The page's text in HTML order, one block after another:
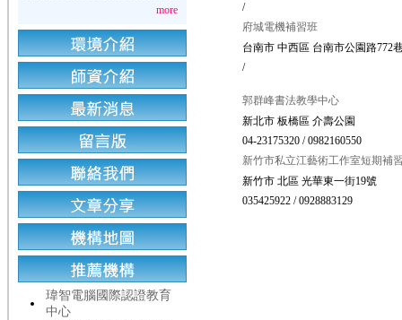
more
瑋智電腦國際認證教育
中心
/
府城電機補習班
台南市 中西區 台南市公園路772
/
郭群峰書法教學中心
新北市 板橋區 介壽公園
04-23175320 / 0982160550
新竹市私立江藝術工作室短期補
新竹市 北區 光華東一街19號
035425922 / 0928883129